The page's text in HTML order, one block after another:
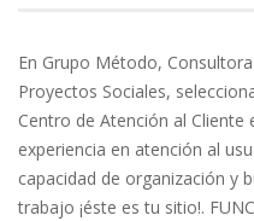
En Grupo Método,
Proyectos Sociales,
Centro de Atención al Cliente
experiencia en atención al
capacidad de organización y
trabajo ¡éste es tu sitio!.